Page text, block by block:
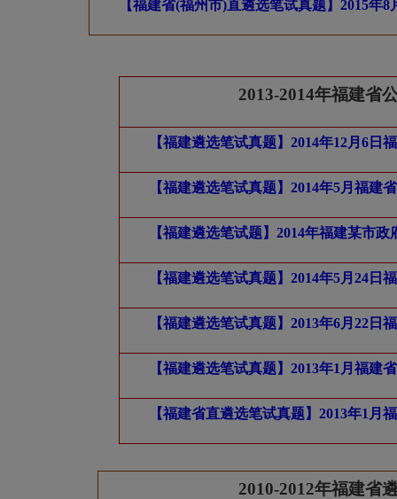
【福建省(福州市)直遴选笔试真题】2015年
2013-2014年福建省
【福建遴选笔试真题】2014年12月6日
【福建遴选笔试真题】2014年5月福建
【福建遴选笔试题】2014年福建某市
【福建遴选笔试真题】2014年5月24
【福建遴选笔试真题】2013年6月22
【福建遴选笔试真题】2013年1月福建
【福建省直遴选笔试真题】2013年1
2010-2012年福建省